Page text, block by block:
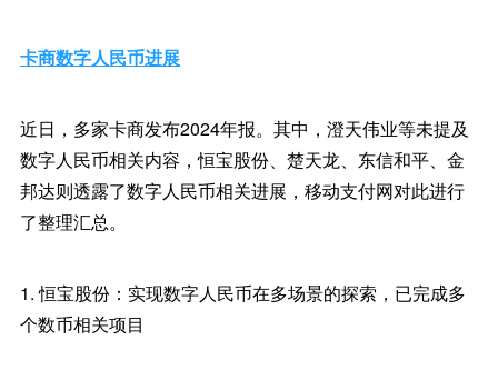
卡商数字人民币进展
近日，多家卡商发布2024年报。其中，澄天伟业等未提及
数字人民币相关内容，恒宝股份、楚天龙、东信和平、金
邦达则透露了数字人民币相关进展，移动支付网对此进行
了整理汇总。
1. 恒宝股份：实现数字人民币在多场景的探索，已完成多
个数币相关项目